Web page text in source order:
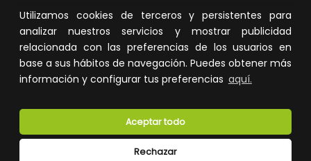
Utilizamos cookies de terceros y persistentes para
analizar nuestros servicios y mostrar publicidad
relacionada con las preferencias de los usuarios en
base a sus hábitos de navegación. Puedes obtener más
información y configurar tus preferencias aquí.
Rechazar
Aceptar todo
940,70 €
Impuestos no incluidos.
AÑADIR A LA CESTA
de compra para ver la
disponibilidad y los precios para
914,70 €
Impuestos no incluidos.
AÑADIR A LA CESTA
de compra para ver la
disponibilidad y los precios para